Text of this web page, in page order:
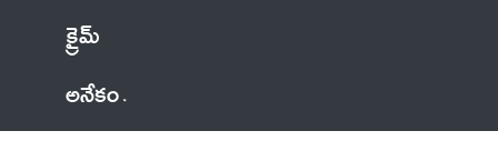
క్రైమ్
అనేకం